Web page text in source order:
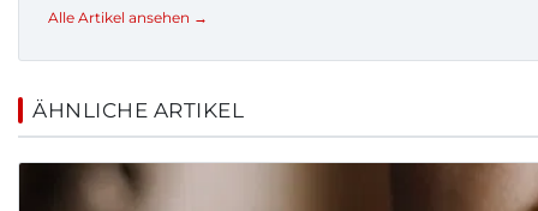
Alle Artikel ansehen →
ÄHNLICHE ARTIKEL